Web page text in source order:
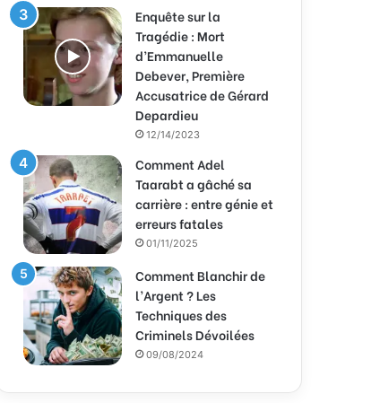
Enquête sur la
Tragédie : Mort
d’Emmanuelle
Debever, Première
Accusatrice de Gérard
Depardieu
12/14/2023
Comment Adel
Taarabt a gâché sa
carrière : entre génie et
erreurs fatales
01/11/2025
Comment Blanchir de
l’Argent ? Les
Techniques des
Criminels Dévoilées
09/08/2024